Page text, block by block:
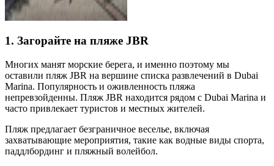
1. Загорайте на пляже JBR
Многих манят морские берега, и именно поэтому мы
оставили пляж JBR на вершине списка развлечений в Dubai
Marina. Популярность и оживленность пляжа
непревзойденны. Пляж JBR находится рядом с Dubai Marina и
часто привлекает туристов и местных жителей.
Пляж предлагает безграничное веселье, включая
захватывающие мероприятия, такие как водные виды спорта,
паддлбординг и пляжный волейбол.